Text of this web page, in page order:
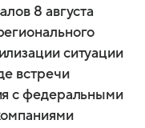
8 августа
ситуации
встречи
с федеральными